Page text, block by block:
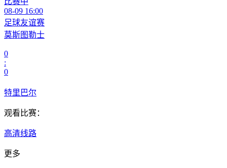
08-09 16:00
足球友谊赛
莫斯图勒士
0
:
0
特里巴尔
观看比赛：
高清线路
更多